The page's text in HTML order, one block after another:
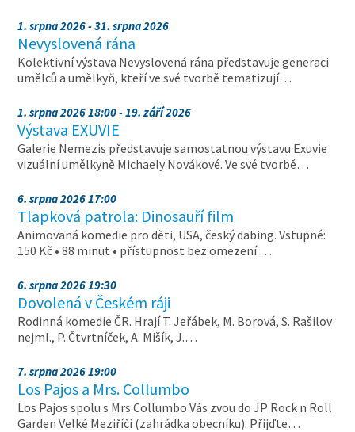
1. srpna 2026 - 31. srpna 2026
Nevyslovená rána
Kolektivní výstava Nevyslovená rána představuje generaci
umělců a umělkyň, kteří ve své tvorbě tematizují…
1. srpna 2026 18:00 - 19. září 2026
Výstava EXUVIE
Galerie Nemezis představuje samostatnou výstavu Exuvie
vizuální umělkyně Michaely Novákové. Ve své tvorbě…
6. srpna 2026 17:00
Tlapková patrola: Dinosauří film
Animovaná komedie pro děti, USA, český dabing. Vstupné:
150 Kč • 88 minut • přístupnost bez omezení …
6. srpna 2026 19:30
Dovolená v Českém ráji
Rodinná komedie ČR. Hrají T. Jeřábek, M. Borová, S. Rašilov
nejml., P. Čtvrtníček, A. Mišík, J.…
7. srpna 2026 19:00
Los Pajos a Mrs. Collumbo
Los Pajos spolu s Mrs Collumbo Vás zvou do JP Rock n Roll
Garden Velké Meziříčí (zahrádka obecníku). Přijďte…